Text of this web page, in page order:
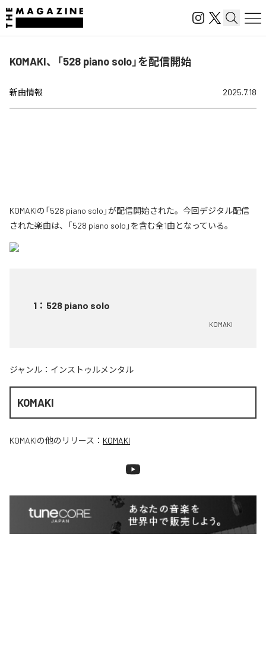
KOMAKI、「528 piano solo」を配信開始
新曲情報 2025.7.18
KOMAKIの「528 piano solo」が配信開始された。今回デジタル配信
された楽曲は、「528 piano solo」を含む全1曲となっている。
1 ： 528 piano solo
KOMAKI
ジャンル： インストゥルメンタル
KOMAKI
KOMAKIの他のリリース： KOMAKI